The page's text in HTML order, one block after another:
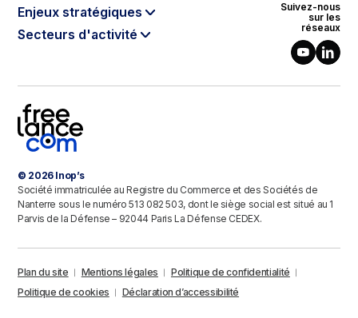
Le modèle Inop’s
Qui sommes-nous ?
Nos engagements RSE
Le programme partenaires
Intelligence de la donnée
Contact
Enjeux stratégiques
Data & Intelligence Artificielle
Cybersécurité
Digital Software Engineering
Agilité
Industrie 4.0
Sustainable IT
Secteurs d'activité
Télécoms & Médias
Luxe & Retail
Industries & Healthcare
Secteur public
Défense
Transports & Logistique
Immobilier & Construction
Suivez-nous
sur les
réseaux
© 2026 Inop’s
Société immatriculée au Registre du Commerce et des Sociétés de
Nanterre sous le numéro 513 082 503, dont le siège social est situé au 1
Parvis de la Défense – 92044 Paris La Défense CEDEX.
Plan du site Mentions légales
Politique de confidentialité
Politique de cookies
Déclaration d’accessibilité